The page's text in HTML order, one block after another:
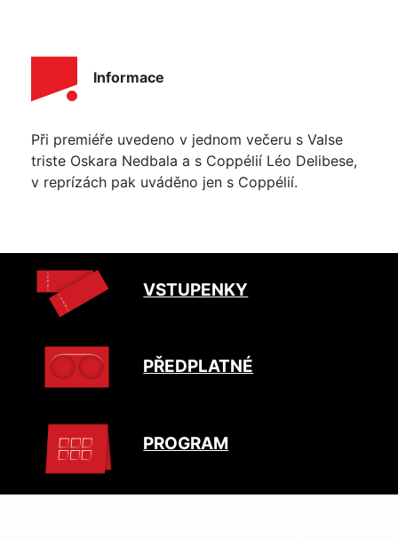
Informace
Při premiéře uvedeno v jednom večeru s Valse
triste Oskara Nedbala a s Coppélií Léo Delibese,
v reprízách pak uváděno jen s Coppélií.
VSTUPENKY
PŘEDPLATNÉ
PROGRAM